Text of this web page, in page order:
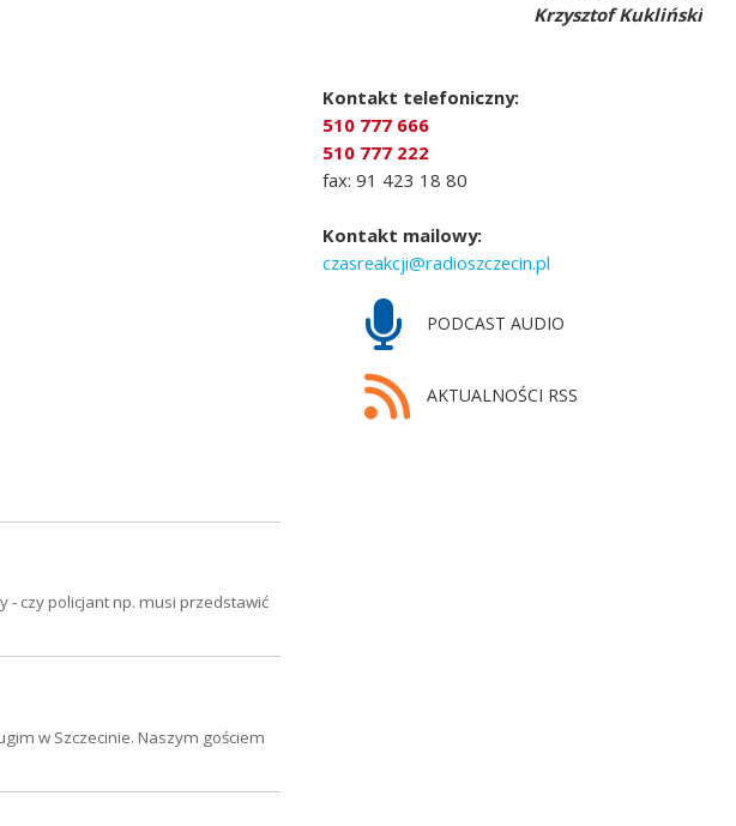
Krzysztof Kukliński
Kontakt telefoniczny:
510 777 666
510 777 222
fax: 91 423 18 80
Kontakt mailowy:
czasreakcji@radioszczecin.pl
PODCAST AUDIO
AKTUALNOŚCI RSS
- czy policjant np. musi przedstawić
w Szczecinie. Naszym gościem